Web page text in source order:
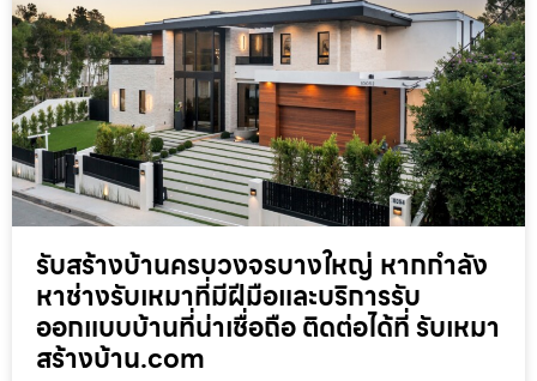
รับสร้างบ้านครบวงจรบางใหญ่ หากกำลัง
หาช่างรับเหมาที่มีฝีมือและบริการรับ
ออกแบบบ้านที่น่าเชื่อถือ ติดต่อได้ที่ รับเหมา
สร้างบ้าน.com